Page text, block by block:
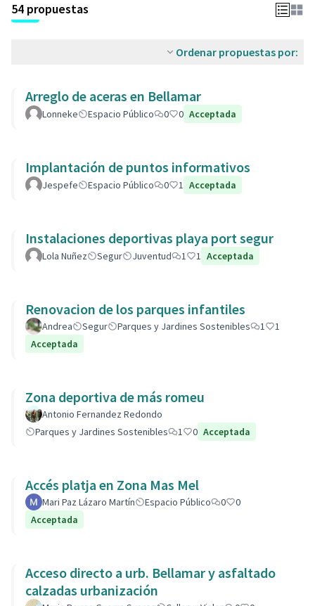
54 propuestas
Ordenar propuestas por:
Arreglo de aceras en Bellamar
Lonneke Espacio Público 0 0 Acceptada
Implantación de puntos informativos
Jespefe Espacio Público 0 1 Acceptada
Instalaciones deportivas playa port segur
Lola Nuñez Segur Juventud 1 1 Acceptada
Renovacion de los parques infantiles
Andrea Segur Parques y Jardines Sostenibles 1
1
Acceptada
Zona deportiva de más romeu
Antonio Fernandez Redondo
Parques y Jardines Sostenibles
1 0 Acceptada
Accés platja en Zona Mas Mel
Mari Paz Lázaro Martín Espacio Público 0
0
Acceptada
Acceso directo a urb. Bellamar y asfaltado
calzadas urbanización